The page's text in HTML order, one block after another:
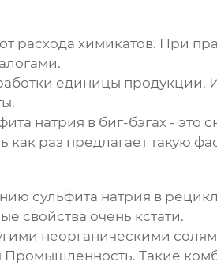
расхода химикатов. При
единицы продукции.
натрия в биг-бэгах - это
раз предлагает такую
сульфита натрия в
свойства очень кстати.
неорганическими
Такие